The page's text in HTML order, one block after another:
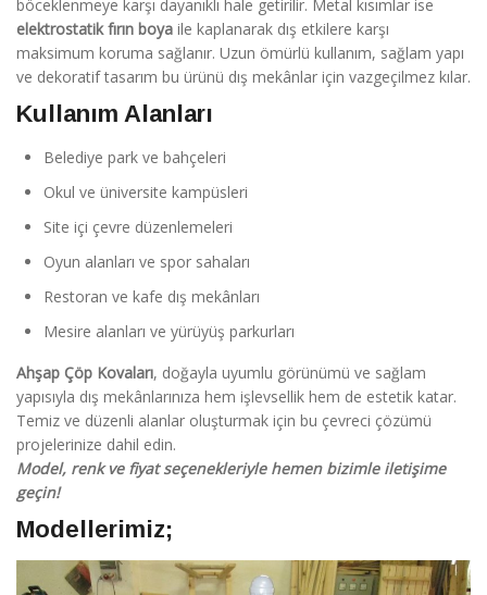
böceklenmeye karşı dayanıklı hale getirilir. Metal kısımlar ise
elektrostatik fırın boya ile kaplanarak dış etkilere karşı
maksimum koruma sağlanır. Uzun ömürlü kullanım, sağlam yapı
ve dekoratif tasarım bu ürünü dış mekânlar için vazgeçilmez kılar.
Kullanım Alanları
Belediye park ve bahçeleri
Okul ve üniversite kampüsleri
Site içi çevre düzenlemeleri
Oyun alanları ve spor sahaları
Restoran ve kafe dış mekânları
Mesire alanları ve yürüyüş parkurları
Ahşap Çöp Kovaları, doğayla uyumlu görünümü ve sağlam
yapısıyla dış mekânlarınıza hem işlevsellik hem de estetik katar.
Temiz ve düzenli alanlar oluşturmak için bu çevreci çözümü
projelerinize dahil edin.
Model, renk ve fiyat seçenekleriyle hemen bizimle iletişime
geçin!
Modellerimiz;